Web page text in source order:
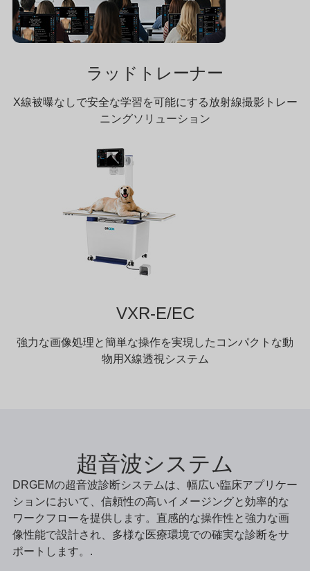
ラッドトレーナー
X線被曝なしで安全な学習を可能にする放射線撮影トレー
ニングソリューション
VXR-E/EC
強力な画像処理と簡単な操作を実現したコンパクトな動
物用X線透視システム
超音波システム
DRGEMの超音波診断システムは、幅広い臨床アプリケー
ションにおいて、信頼性の高いイメージングと効率的な
ワークフローを提供します。直感的な操作性と強力な画
像性能で設計され、多様な医療環境での確実な診断をサ
ポートします。.